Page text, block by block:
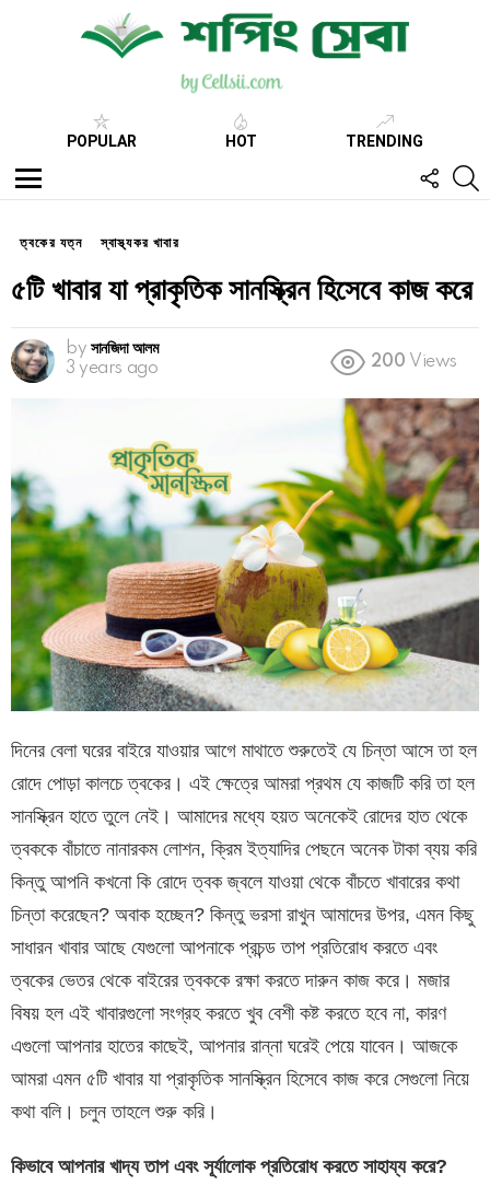
POPULAR HOT TRENDING
Menu
US
ত্বকের যত্ন স্বাস্থ্যকর খাবার
৫টি খাবার যা প্রাকৃতিক সানস্ক্রিন হিসেবে কাজ করে
by সানজিদা আলম
3 years ago
200 Views
দিনের বেলা ঘরের বাইরে যাওয়ার আগে মাথাতে শুরুতেই যে চিন্তা আসে তা হল
রোদে পোড়া কালচে ত্বকের। এই ক্ষেত্রে আমরা প্রথম যে কাজটি করি তা হল
সানস্ক্রিন হাতে তুলে নেই। আমাদের মধ্যে হয়ত অনেকেই রোদের হাত থেকে
ত্বককে বাঁচাতে নানারকম লোশন, ক্রিম ইত্যাদির পেছনে অনেক টাকা ব্যয় করি
কিন্তু আপনি কখনো কি রোদে ত্বক জ্বলে যাওয়া থেকে বাঁচতে খাবারের কথা
চিন্তা করেছেন? অবাক হচ্ছেন? কিন্তু ভরসা রাখুন আমাদের উপর, এমন কিছু
সাধারন খাবার আছে যেগুলো আপনাকে প্রচন্ড তাপ প্রতিরোধ করতে এবং
ত্বকের ভেতর থেকে বাইরের ত্বককে রক্ষা করতে দারুন কাজ করে। মজার
বিষয় হল এই খাবারগুলো সংগ্রহ করতে খুব বেশী কষ্ট করতে হবে না, কারণ
এগুলো আপনার হাতের কাছেই, আপনার রান্না ঘরেই পেয়ে যাবেন। আজকে
আমরা এমন ৫টি খাবার যা প্রাকৃতিক সানস্ক্রিন হিসেবে কাজ করে সেগুলো নিয়ে
কথা বলি। চলুন তাহলে শুরু করি।
কিভাবে আপনার খাদ্য তাপ এবং সূর্যালোক প্রতিরোধ করতে সাহায্য করে?